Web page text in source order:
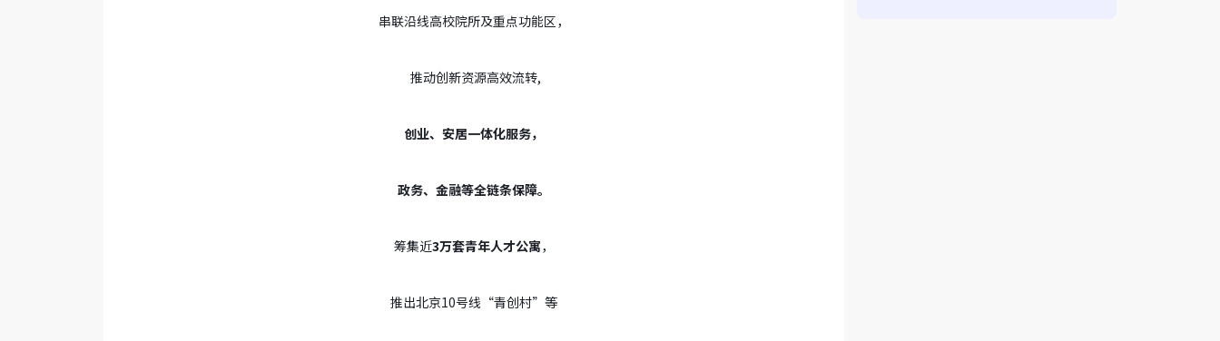
串联沿线高校院所及重点功能区，
推动创新资源高效流转,
创业、安居一体化服务，
政务、金融等全链条保障。
筹集近3万套青年人才公寓，
推出北京10号线“青创村”等